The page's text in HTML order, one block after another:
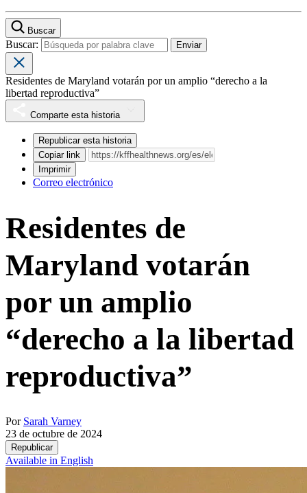
Buscar
Buscar:
Residentes de Maryland votarán por un amplio “derecho a la
libertad reproductiva”
Comparte esta historia
Republicar esta historia
Copiar link
Imprimir
Correo electrónico
Residentes de
Maryland votarán
por un amplio
“derecho a la libertad
reproductiva”
Por Sarah Varney
23 de octubre de 2024
Republicar
Available in English